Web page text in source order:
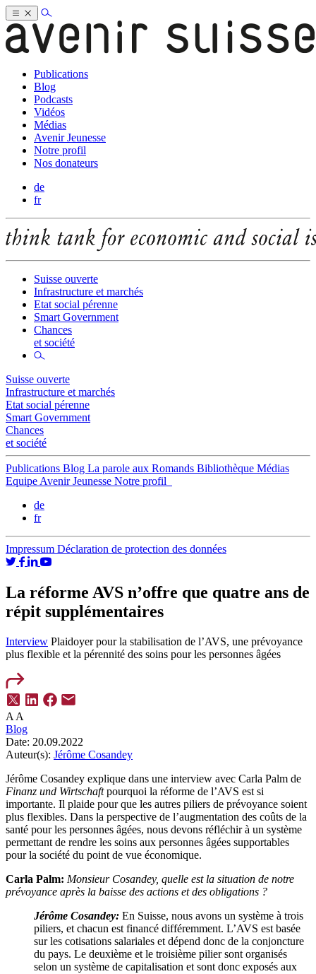
Publications
Blog
Podcasts
Vidéos
Médias
Avenir Jeunesse
Notre profil
Nos donateurs
de
fr
Suisse ouverte
Infrastructure et marchés
Etat social pérenne
Smart Government
Chances
et société
Suisse ouverte
Infrastructure et marchés
Etat social pérenne
Smart Government
Chances
et société
Publications Blog La parole aux Romands Bibliothèque Médias
Equipe Avenir Jeunesse Notre profil
de
fr
Impressum Déclaration de protection des données
La réforme AVS n’offre que quatre ans de
répit supplémentaires
Interview Plaidoyer pour la stabilisation de l’AVS, une prévoyance
plus flexible et la pérennité des soins pour les personnes âgées
A A
Blog
Date: 20.09.2022
Auteur(s): Jérôme Cosandey
Jérôme Cosandey explique dans une interview avec Carla Palm de
Finanz und Wirtschaftpourquoi la réforme de l’AVS est si
importante. Il plaide pour que les autres piliers de prévoyance soient
plus flexibles. Dans la perspective de l’augmentation des coûts de la
santé pour les personnes âgées, nous devons réfléchir à un système
permettant de rendre les soins aux personnes âgées supportables
pour la société du point de vue économique.
Carla Palm: Monsieur Cosandey, quelle est la situation de notre
prévoyance après la baisse des actions et des obligations ?
Jérôme Cosandey: En Suisse, nous avons un système à trois
piliers, et chacun est financé différemment. L’AVS est basée
sur les cotisations salariales et dépend donc de la conjoncture
du pays. Le deuxième et le troisième pilier sont organisés
selon un système de capitalisation et sont donc exposés aux